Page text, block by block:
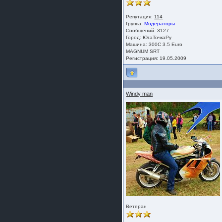
Репутация: 114
Группа:Модераторы
Сообщений: 3127
Город: ЮгаТочкаРу
Машина: 300С 3.5 Euro
MAGNUM SRT
Регистрация: 19.05.2009
Windy man
Ветеран